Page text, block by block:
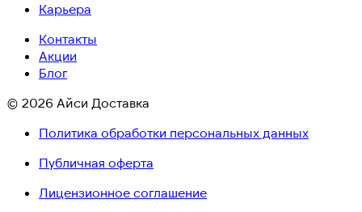
Карьера
Контакты
Акции
Блог
© 2026 Айси Доставка
Политика обработки персональных данных
Публичная оферта
Лицензионное соглашение